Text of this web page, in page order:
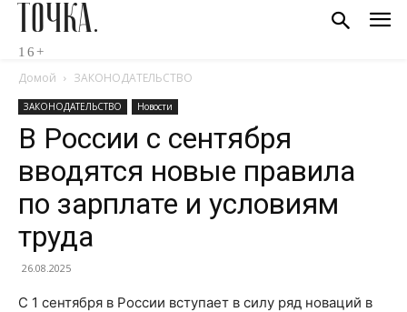
ТОЧКА.
16+
Домой ЗАКОНОДАТЕЛЬСТВО
ЗАКОНОДАТЕЛЬСТВО Новости
В России с сентября
вводятся новые правила
по зарплате и условиям
труда
26.08.2025
С 1 сентября в России вступает в силу ряд новаций в